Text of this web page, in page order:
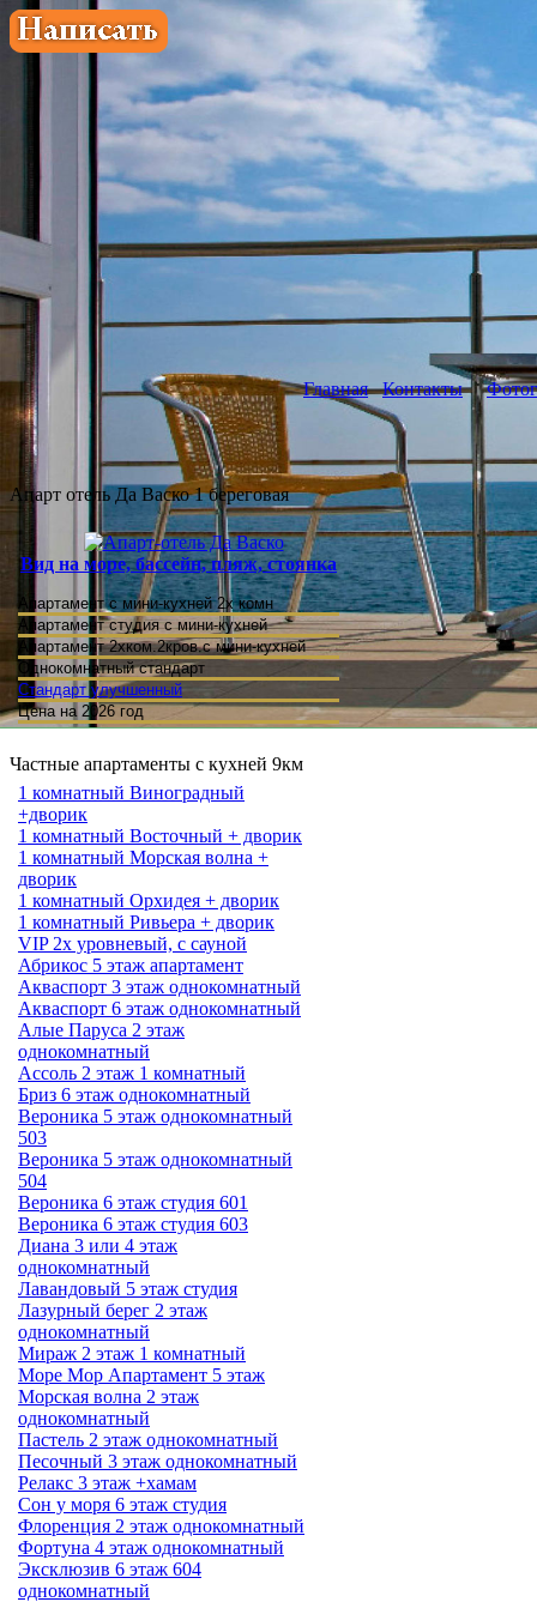
Главная Контакты
Апарт отель Да Васко 1 береговая
Вид на море, бассейн, пляж, стоянка
Апартамент с мини-кухней 2х комн
Апартамент студияс мини-кухней
Апартамент 2хком.2кров.с мини-кухней
Однокомнатный стандарт
Стандарт улучшенный
Цена на 2026 год
Частные апартаменты с кухней 9км
1 комнатный Виноградный
+дворик
1 комнатный Восточный + дворик
1 комнатный Морская волна +
дворик
1 комнатный Орхидея + дворик
1 комнатный Ривьера + дворик
VIP 2х уровневый, с сауной
Абрикос 5 этаж апартамент
Акваспорт 3 этаж однокомнатный
Акваспорт 6 этаж однокомнатный
Алые Паруса 2 этаж
однокомнатный
Ассоль 2 этаж 1 комнатный
Бриз 6 этаж однокомнатный
Вероника 5 этаж однокомнатный
503
Вероника 5 этаж однокомнатный
504
Вероника 6 этаж студия 601
Вероника 6 этаж студия 603
Диана 3 или 4 этаж
однокомнатный
Лавандовый 5 этаж студия
Лазурный берег 2 этаж
однокомнатный
Мираж 2 этаж 1 комнатный
Море Мор Апартамент 5 этаж
Морская волна 2 этаж
однокомнатный
Пастель 2 этаж однокомнатный
Песочный 3 этаж однокомнатный
Релакс 3 этаж +хамам
Сон у моря 6 этаж студия
Флоренция 2 этаж однокомнатный
Фортуна 4 этаж однокомнатный
Эксклюзив 6 этаж 604
однокомнатный